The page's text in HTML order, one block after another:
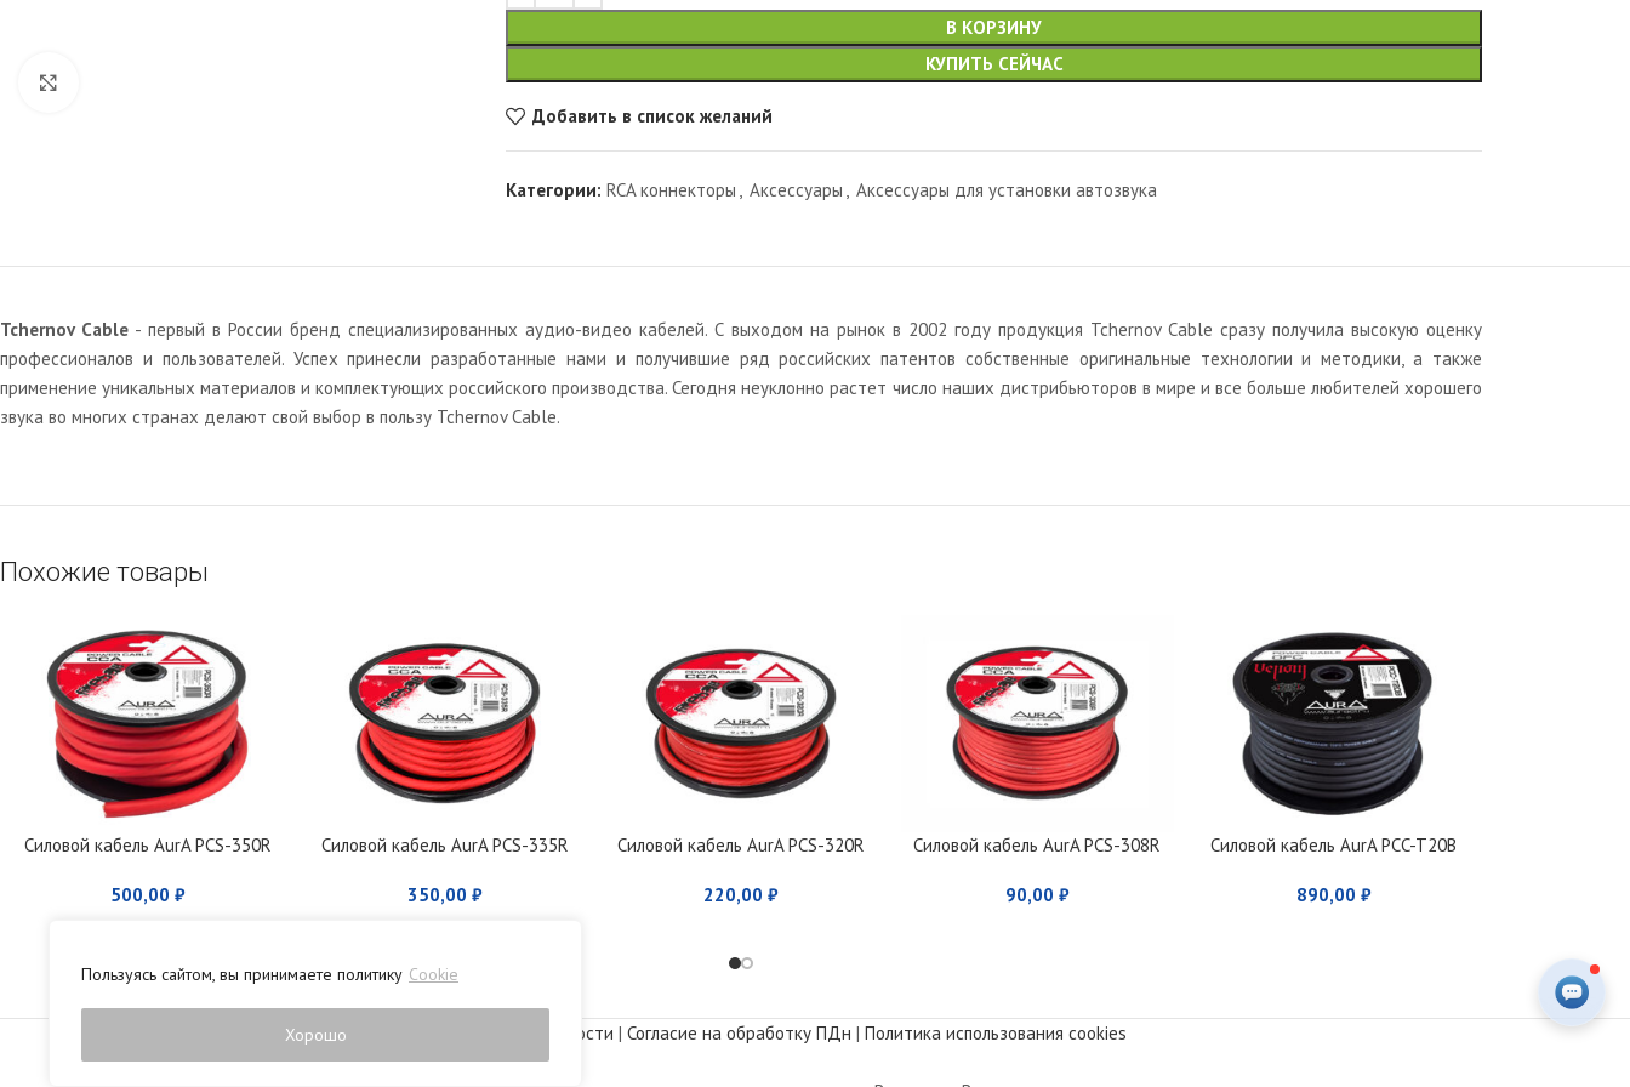
Пользуясь сайтом, вы принимаете политику Cookie
Хорошо
В КОРЗИНУ
КУПИТЬ СЕЙЧАС
Добавить в список желаний
Категории: RCA коннекторы Аксессуары Аксессуары для установки автозвука
Tchernov Cable - первый в России бренд специализированных аудио-видео кабелей. С выходом на рынок в 2002 году продукция Tchernov Cable сразу получила высокую оценку
профессионалов и пользователей. Успех принесли разработанные нами и получившие ряд российских патентов собственные оригинальные технологии и методики, а также
применение уникальных материалов и комплектующих российского производства. Сегодня неуклонно растет число наших дистрибьюторов в мире и все больше любителей хорошего
звука во многих странах делают свой выбор в пользу Tchernov Cable.
Похожие товары
Силовой кабель AurA PCS-350R
500,00₽
Силовой кабель AurA PCS-335R
350,00 ₽
Силовой кабель AurA PCS-320R
220,00 ₽
Силовой кабель AurA PCS-308R
90,00 ₽
Силовой кабель AurA PCC-T20B
890,00 ₽
Политика конфиденциальности | Согласие на обработку ПДн | Политика использования cookies